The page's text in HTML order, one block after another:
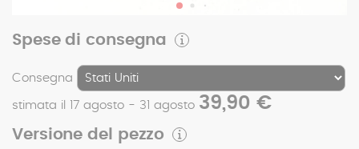
Spese di consegna
Consegna
stimata il 17 agosto - 31 agosto 39,90 €
Versione del pezzo